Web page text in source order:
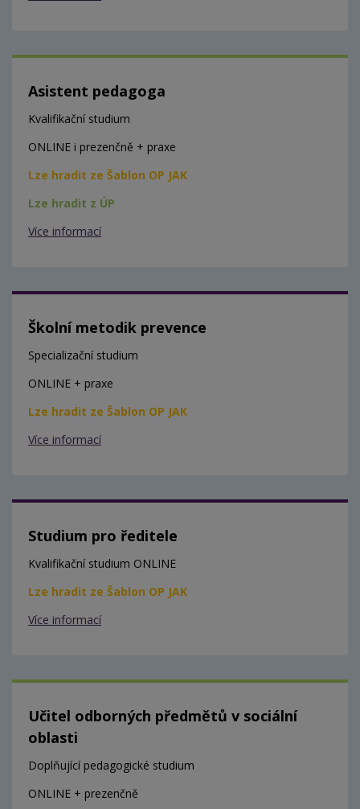
Asistent pedagoga
Kvalifikační studium
ONLINE i prezenčně + praxe
Lze hradit ze Šablon OP JAK
Lze hradit z ÚP
Více informací
Školní metodik prevence
Specializační studium
ONLINE + praxe
Lze hradit ze Šablon OP JAK
Více informací
Studium pro ředitele
Kvalifikační studium ONLINE
Lze hradit ze Šablon OP JAK
Více informací
Učitel odborných předmětů v sociální
oblasti
Doplňující pedagogické studium
ONLINE + prezenčně